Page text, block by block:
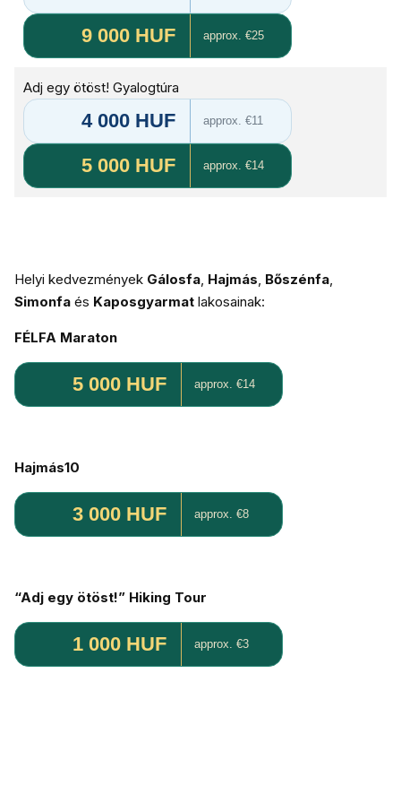
9 000 HUF
approx. €25
Adj egy ötöst! Gyalogtúra
4 000 HUF approx. €11
5 000 HUF approx. €14
Helyi kedvezmények Gálosfa, Hajmás, Bőszénfa,
Simonfa és Kaposgyarmat lakosainak:
FÉLFA Maraton
5 000 HUF approx. €14
Hajmás10
3 000 HUF approx. €8
“Adj egy ötöst!” Hiking Tour
1 000 HUF approx. €3